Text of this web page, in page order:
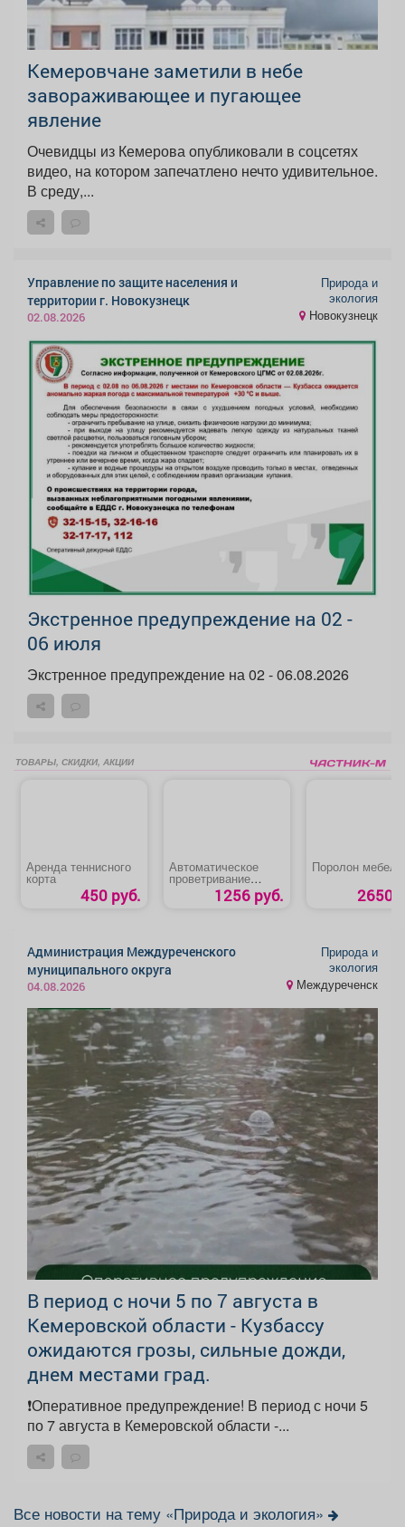
Кемеровчане заметили в небе
завораживающее и пугающее
явление
Очевидцы из Кемерова опубликовали в соцсетях
видео, на котором запечатлено нечто удивительное.
В среду,...
Управление по защите населения и
территории г. Новокузнецк
02.08.2026
Природа и
экология
Новокузнецк
Экстренное предупреждение на 02 -
06 июля
Экстренное предупреждение на 02 - 06.08.2026
ТОВАРЫ, СКИДКИ, АКЦИИ
Аренда теннисного
корта
450 руб.
Автоматическое
проветривание
теплицы
«Термопривод 300С»
1256 руб.
Поролон
2650
Администрация Междуреченского
муниципального округа
04.08.2026
Природа и
экология
Междуреченск
В период с ночи 5 по 7 августа в
Кемеровской области - Кузбассу
ожидаются грозы, сильные дожди,
днем местами град.
❗️Оперативное предупреждение! В период с ночи 5
по 7 августа в Кемеровской области -...
Все новости на тему «Природа и экология»